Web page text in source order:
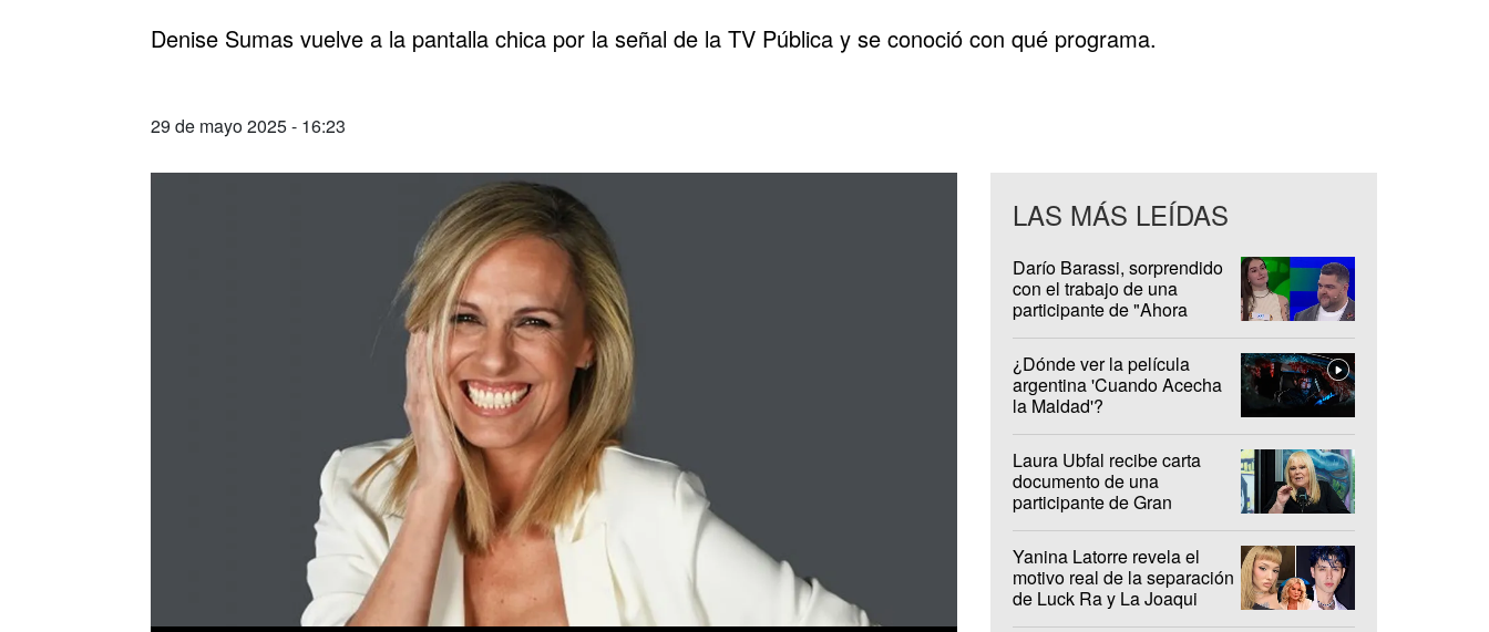
Denise Sumas vuelve a la pantalla chica por la señal de la TV Pública y se conoció con qué programa.
29 de mayo 2025 - 16:23
LAS MÁS LEÍDAS
Darío Barassi, sorprendido
con el trabajo de una
participante de "Ahora
¿Dónde ver la película
argentina 'Cuando Acecha
la Maldad'?
Laura Ubfal recibe carta
documento de una
participante de Gran
Yanina Latorre revela el
motivo real de la separación
de Luck Ra y La Joaqui